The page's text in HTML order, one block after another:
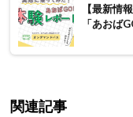
【最新情
「あおば
関連記事